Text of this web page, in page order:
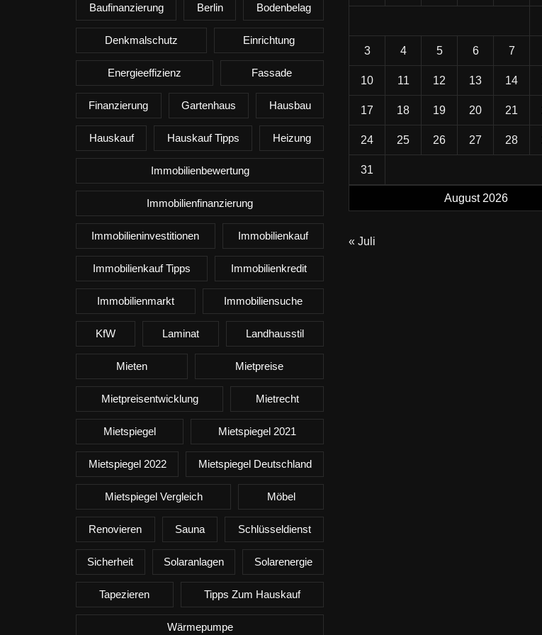
Baufinanzierung Berlin Bodenbelag
Denkmalschutz Einrichtung
Energieeffizienz Fassade
Finanzierung Gartenhaus Hausbau
Hauskauf Hauskauf Tipps Heizung
Immobilienbewertung
Immobilienfinanzierung
Immobilieninvestitionen Immobilienkauf
Immobilienkauf Tipps Immobilienkredit
Immobilienmarkt Immobiliensuche
KfW Laminat Landhausstil
Mieten Mietpreise
Mietpreisentwicklung Mietrecht
Mietspiegel Mietspiegel 2021
Mietspiegel 2022 Mietspiegel Deutschland
Mietspiegel Vergleich Möbel
Renovieren Sauna Schlüsseldienst
Sicherheit Solaranlagen Solarenergie
Tapezieren Tipps Zum Hauskauf
Wärmepumpe
August 2026
3 4 5 6 7
10 11 12 13 14
17 18 19 20 21
24 25 26 27 28
31
« Juli